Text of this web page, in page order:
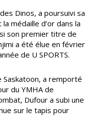
Dinos, a poursuivi sa
médaille d’or dans la
son premier titre de
a été élue en février
de U SPORTS.
Saskatoon, a remporté
du YMHA de
Dufour a subi une
sur le tapis pour